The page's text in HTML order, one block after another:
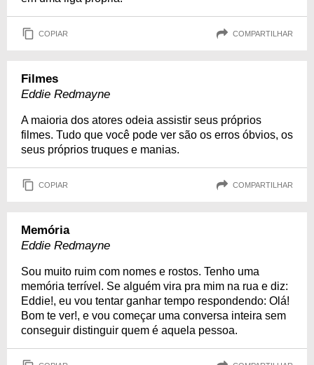
COPIAR COMPARTILHAR
Filmes
Eddie Redmayne
A maioria dos atores odeia assistir seus próprios
filmes. Tudo que você pode ver são os erros óbvios, os
seus próprios truques e manias.
COPIAR COMPARTILHAR
Memória
Eddie Redmayne
Sou muito ruim com nomes e rostos. Tenho uma
memória terrível. Se alguém vira pra mim na rua e diz:
Eddie!, eu vou tentar ganhar tempo respondendo: Olá!
Bom te ver!, e vou começar uma conversa inteira sem
conseguir distinguir quem é aquela pessoa.